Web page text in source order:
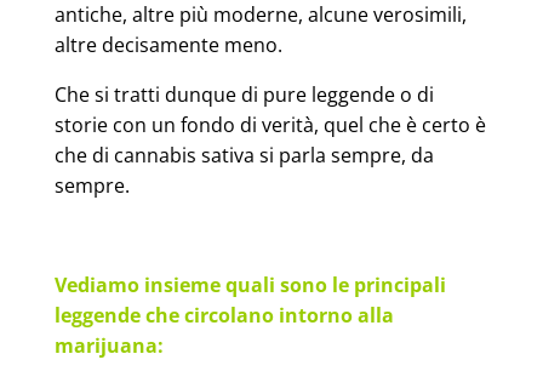
antiche, altre più moderne, alcune verosimili,
altre decisamente meno.
Che si tratti dunque di pure leggende o di
storie con un fondo di verità, quel che è certo è
che di cannabis sativa si parla sempre, da
sempre.
Vediamo insieme quali sono le principali
leggende che circolano intorno alla
marijuana: